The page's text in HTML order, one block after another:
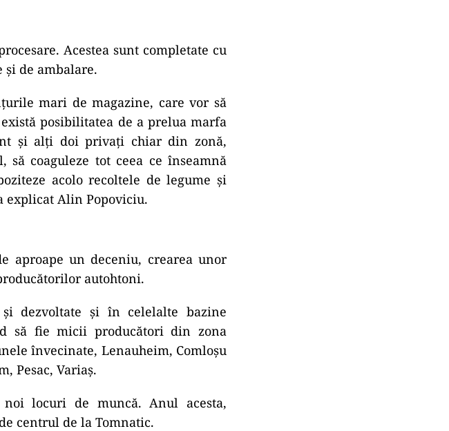
Acestea sunt completate cu
de ambalare.
mari de magazine, care vor să
posibilitatea de a prelua marfa
şi alţi doi privaţi chiar din zonă,
coaguleze tot ceea ce înseamnă
acolo recoltele de legume şi
explicat Alin Popoviciu.
aproape un deceniu, crearea unor
autohtoni.
dezvoltate şi în celelalte bazine
să fie micii producători din zona
învecinate, Lenauheim, Comloşu
Pesac, Variaş.
locuri de muncă. Anul acesta,
centrul de la Tomnatic.